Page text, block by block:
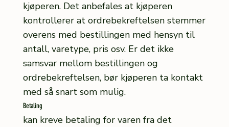
kjøperen. Det anbefales at kjøperen
kontrollerer at ordrebekreftelsen stemmer
overens med bestillingen med hensyn til
antall, varetype, pris osv. Er det ikke
samsvar mellom bestillingen og
ordrebekreftelsen, bør kjøperen ta kontakt
med så snart som mulig.
Betaling
kan kreve betaling for varen fra det